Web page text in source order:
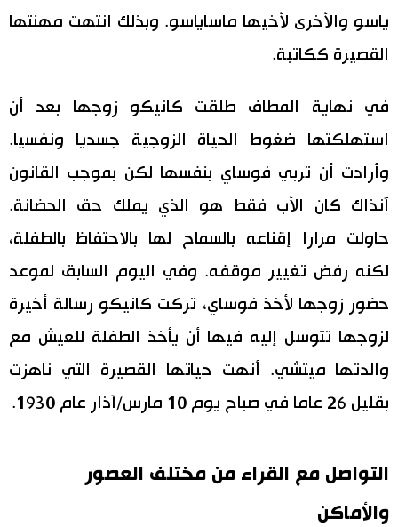
ياسو والأخرى لأخيها ماساياسو. وبذلك انتهت مهنتها
القصيرة ككاتبة.
في نهاية المطاف طلقت كانيكو زوجها بعد أن
استهلكتها ضغوط الحياة الزوجية جسديا ونفسيا.
وأرادت أن تربي فوساي بنفسها لكن بموجب القانون
آنذاك كان الأب فقط هو الذي يملك حق الحضانة.
حاولت مرارا إقناعه بالسماح لها بالاحتفاظ بالطفلة،
لكنه رفض تغيير موقفه. وفي اليوم السابق لموعد
حضور زوجها لأخذ فوساي، تركت كانيكو رسالة أخيرة
لزوجها تتوسل إليه فيها أن يأخذ الطفلة للعيش مع
والدتها ميتشي. أنهت حياتها القصيرة التي ناهزت
بقليل 26 عاما في صباح يوم 10 مارس/آذار عام 1930.
التواصل مع القراء من مختلف العصور
والأماكن